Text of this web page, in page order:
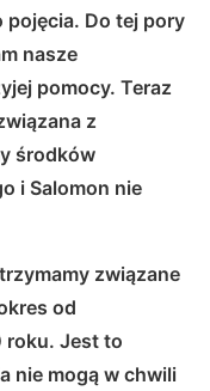
pojęcia. Do tej pory
nasze
pomocy. Teraz
z
środków
i Salomon nie
związane
od
Jest to
nie mogą w chwili